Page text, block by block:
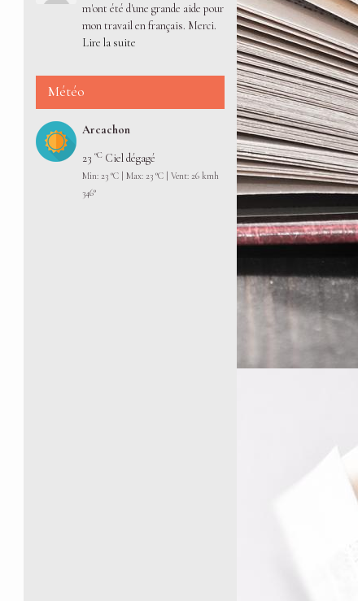
m'ont été d'une grande aide pour
mon travail en français. Merci.
Lire la suite
Météo
Arcachon
23 °C Ciel dégagé
Min: 23 °C | Max: 23 °C | Vent: 26 kmh
346°